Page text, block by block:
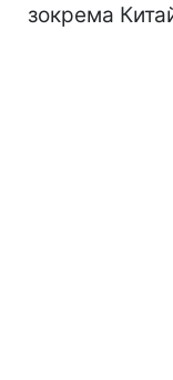
зокрема